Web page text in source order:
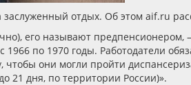
отдых. Об этом aif.ru
его называют
по 1970 годы. Работодатели
они могли пройти
21 дня, по территории России)».